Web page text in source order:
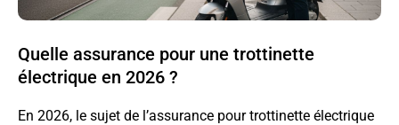
Quelle assurance pour une trottinette
électrique en 2026 ?
En 2026, le sujet de l’assurance pour trottinette électrique